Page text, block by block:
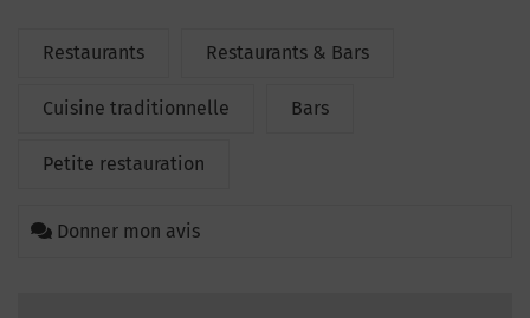
Restaurants Restaurants & Bars
Cuisine traditionnelle Bars
Petite restauration
Donner mon avis